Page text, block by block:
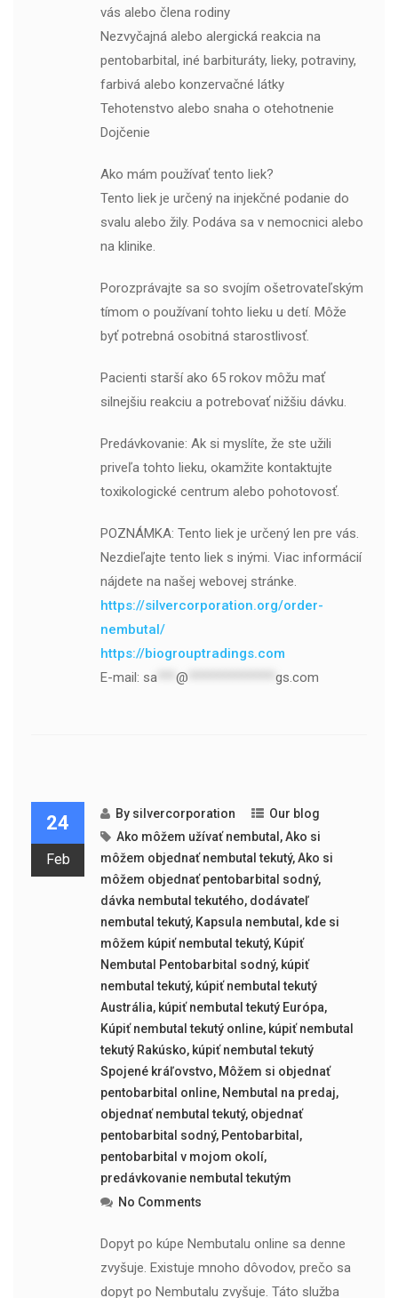
vás alebo člena rodiny
Nezvyčajná alebo alergická reakcia na
pentobarbital, iné barbituráty, lieky, potraviny,
farbivá alebo konzervačné látky
Tehotenstvo alebo snaha o otehotnenie
Dojčenie
Ako mám používať tento liek?
Tento liek je určený na injekčné podanie do
svalu alebo žily. Podáva sa v nemocnici alebo
na klinike.
Porozprávajte sa so svojím ošetrovateľským
tímom o používaní tohto lieku u detí. Môže
byť potrebná osobitná starostlivosť.
Pacienti starší ako 65 rokov môžu mať
silnejšiu reakciu a potrebovať nižšiu dávku.
Predávkovanie: Ak si myslíte, že ste užili
priveľa tohto lieku, okamžite kontaktujte
toxikologické centrum alebo pohotovosť.
POZNÁMKA: Tento liek je určený len pre vás.
Nezdieľajte tento liek s inými. Viac informácií
nájdete na našej webovej stránke.
https://silvercorporation.org/order-
nembutal/
https://biogrouptradings.com
E-mail: sa*** @ gs.com
24
Feb
By silvercorporation
Our blog
Ako môžem užívať nembutal ,Ako si
môžem objednať nembutal tekutý,Ako si
môžem objednať pentobarbital sodný,
dávka nembutal tekutého, dodávateľ
nembutal tekutý, Kapsula nembutal , kde si
môžem kúpiť nembutal tekutý, Kúpiť
Nembutal Pentobarbital sodný, kúpiť
nembutal tekutý, kúpiť nembutal tekutý
Austrália, kúpiť nembutal tekutý Európa,
Kúpiť nembutal tekutý online, kúpiť nembutal
tekutý Rakúsko, kúpiť nembutal tekutý
Spojené kráľovstvo, Môžem si objednať
pentobarbital online, Nembutal na predaj,
objednať nembutal tekutý, objednať
pentobarbital sodný, Pentobarbital ,
pentobarbital v mojom okolí,
predávkovanie nembutal tekutým
No Comments
Dopyt po kúpe Nembutalu online sa denne
zvyšuje. Existuje mnoho dôvodov, prečo sa
dopyt po Nembutalu zvyšuje. Táto služba